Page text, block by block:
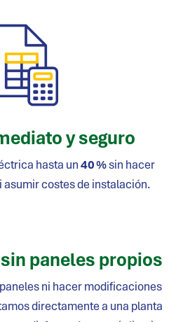
y seguro
hasta un40 %sin hacer
asumir costes de instalación.
paneles propios
ni hacer modificaciones
directamente a una planta